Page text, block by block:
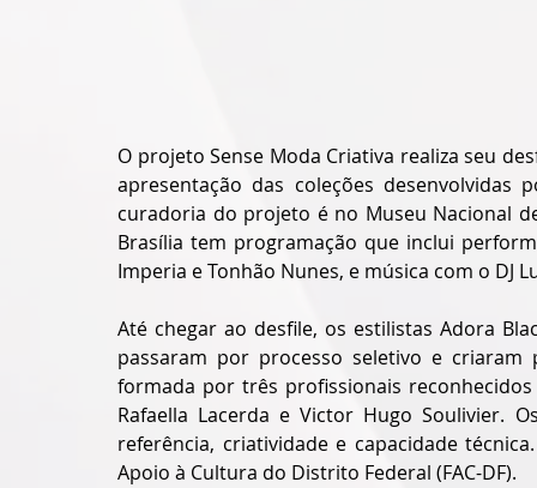
O projeto Sense Moda Criativa realiza seu
apresentação das coleções
curadoria do projeto é no Museu Nacional
Brasília tem programação que inclui
Imperia e Tonhão Nunes, e música com o DJ
Até chegar ao desfile, os estilistas Adora
passaram por processo seletivo e
formada por três profissionais
Rafaella Lacerda e Victor Hugo Soulivier.
referência, criatividade e capacidade
Apoio à Cultura do Distrito Federal (FAC-DF).